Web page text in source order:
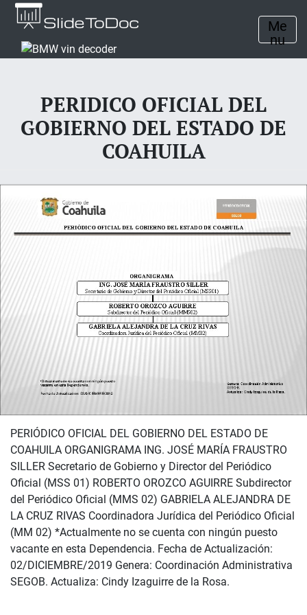
Me
nu
PERIDICO OFICIAL DEL
GOBIERNO DEL ESTADO DE
COAHUILA
PERIÓDICO OFICIAL DEL GOBIERNO DEL ESTADO DE
COAHUILA ORGANIGRAMA ING. JOSÉ MARÍA FRAUSTRO
SILLER Secretario de Gobierno y Director del Periódico
Oficial (MSS 01) ROBERTO OROZCO AGUIRRE Subdirector
del Periódico Oficial (MMS 02) GABRIELA ALEJANDRA DE
LA CRUZ RIVAS Coordinadora Jurídica del Periódico Oficial
(MM 02) *Actualmente no se cuenta con ningún puesto
vacante en esta Dependencia. Fecha de Actualización:
02/DICIEMBRE/2019 Genera: Coordinación Administrativa
SEGOB. Actualiza: Cindy Izaguirre de la Rosa.